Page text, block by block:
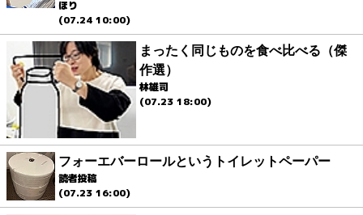
ほり
(07.24 10:00)
まったく同じものを食べ比べる（傑
作選）
林雄司
(07.23 18:00)
フォーエバーロールというトイレットペーパー
読者投稿
(07.23 16:00)